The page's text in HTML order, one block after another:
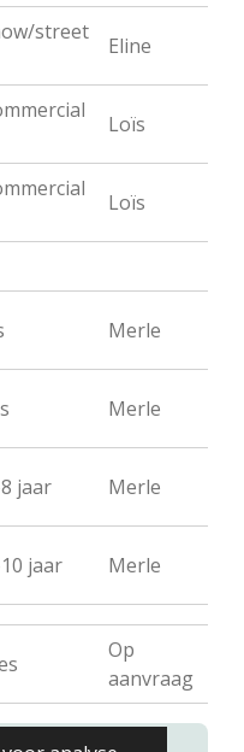
street
Eline
Loïs
Loïs
Merle
Merle
jaar Merle
jaar Merle
Op
aanvraag